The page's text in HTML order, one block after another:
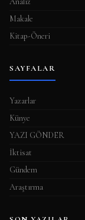
Makale
Kitap-Öneri
SAYFALAR
Yazarlar
Künye
YAZI GÖNDER
İktisat
Gündem
Araştırma